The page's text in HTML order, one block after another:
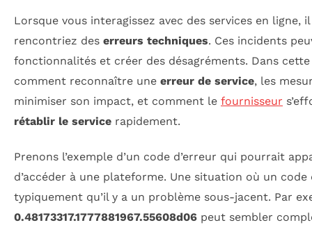
Lorsque vous interagissez avec des services en ligne,
rencontriez des erreurs techniques. Ces incidents
fonctionnalités et créer des désagréments. Dans
comment reconnaître une erreur de service, les
minimiser son impact, et comment le fournisseur
rétablir le service rapidement.
Prenons l’exemple d’un code d’erreur qui pourrait
d’accéder à une plateforme. Une situation où un
typiquement qu’il y a un problème sous-jacent. Par
0.48173317.1777881967.55608d06 peut sembler